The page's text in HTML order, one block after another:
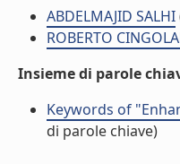
ABDELMAJID SALHI
ROBERTO
Insieme di parole
Keywords of
di parole chiave)